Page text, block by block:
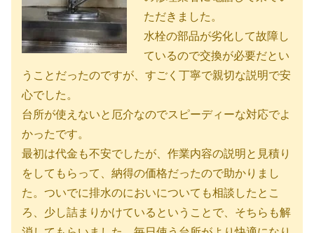
ただきました。
水栓の部品が劣化して故障し
ているので交換が必要だとい
うことだったのですが、すごく丁寧で親切な説明で安
心でした。
台所が使えないと厄介なのでスピーディーな対応でよ
かったです。
最初は代金も不安でしたが、作業内容の説明と見積り
をしてもらって、納得の価格だったので助かりまし
た。ついでに排水のにおいについても相談したとこ
ろ、少し詰まりかけているということで、そちらも解